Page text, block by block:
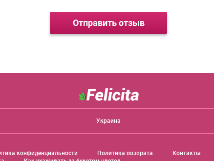
Отправить отзыв
Украина
конфиденциальности Политика возврата
Контакты